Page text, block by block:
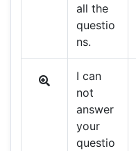
all the
questio
ns.
I can
not
answer
your
questio